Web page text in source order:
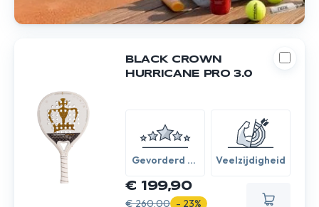
BLACK CROWN
HURRICANE PRO 3.0
Gevorderd /
Veelzijdigheid
€ 199,90
€ 260,00 - 23%